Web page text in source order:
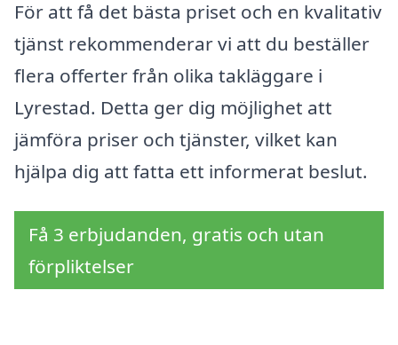
För att få det bästa priset och en kvalitativ
tjänst rekommenderar vi att du beställer
flera offerter från olika takläggare i
Lyrestad. Detta ger dig möjlighet att
jämföra priser och tjänster, vilket kan
hjälpa dig att fatta ett informerat beslut.
Få 3 erbjudanden, gratis och utan
förpliktelser